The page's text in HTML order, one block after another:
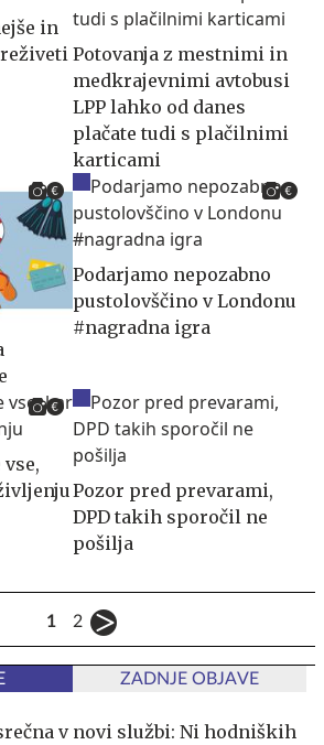
in
Potovanja z mestnimi in
medkrajevnimi avtobusi
LPP lahko od danes
plačate tudi s plačilnimi
karticami
Podarjamo nepozabno
pustolovščino v Londonu
#nagradna igra
Pozor pred prevarami,
DPD takih sporočil ne
pošilja
1 2
ZADNJE OBJAVE
v novi službi: Ni hodniških